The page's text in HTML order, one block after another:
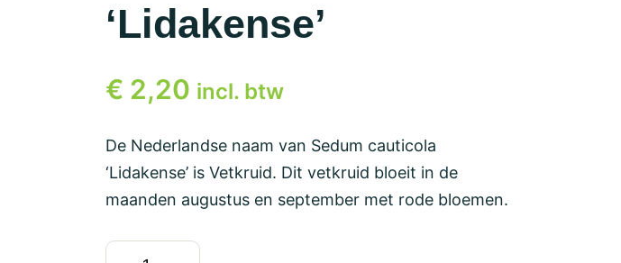
‘Lidakense’
€ 2,20 incl. btw
De Nederlandse naam van Sedum cauticola
‘Lidakense’ is Vetkruid. Dit vetkruid bloeit in de
maanden augustus en september met rode bloemen.
Sedum